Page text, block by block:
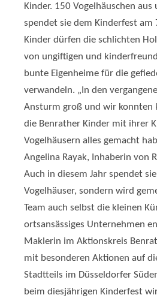
Kinder. 150 Vogelhäuschen
spendet sie dem Kinderfest am
Kinder dürfen die schlichten
von ungiftigen und
bunte Eigenheime für die
verwandeln. „In den
Ansturm groß und wir konnten
die Benrather Kinder mit ihrer
Vogelhäusern alles gemacht
Angelina Rayak, Inhaberin von
Auch in diesem Jahr spendet
Vogelhäuser, sondern wird
Team auch selbst die kleinen
ortsansässiges Unternehmen
Maklerin im Aktionskreis
mit besonderen Aktionen auf
Stadtteils im Düsseldorfer
beim diesjährigen Kinderfest